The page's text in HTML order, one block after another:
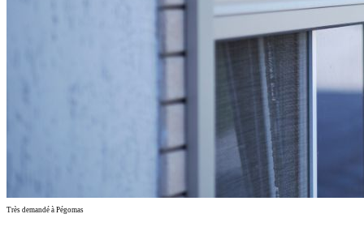
Très demandé à Pégomas